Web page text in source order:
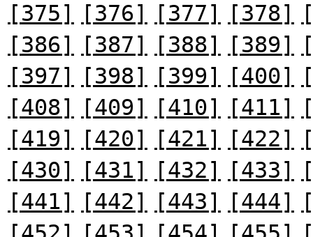
[375]
[376] [377] [378]
[386]
[387] [388] [389]
[397]
[398] [399] [400]
[408]
[409] [410] [411]
[419]
[420] [421] [422]
[430]
[431] [432] [433]
[441]
[442] [443] [444]